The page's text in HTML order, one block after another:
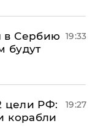
в Сербию
будут
19:33
цели РФ:
корабли
19:27